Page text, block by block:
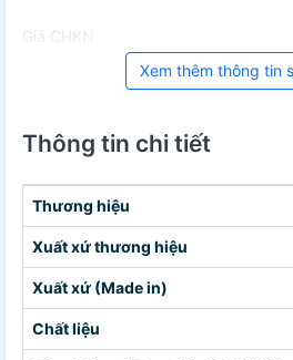
Giá CHKN
Xem thêm thông tin
Thông tin chi tiết
Thương hiệu
Xuất xứ thương hiệu
Xuất xứ (Made in)
Chất liệu